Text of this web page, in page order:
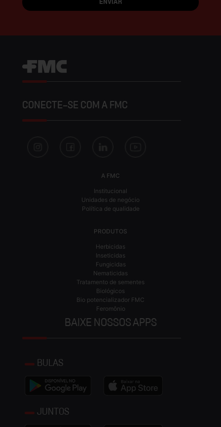
CONECTE-SE COM A FMC
A FMC
Institucional
Unidades de negócio
Política de qualidade
PRODUTOS
Herbicidas
Inseticidas
Fungicidas
Nematicidas
Tratamento de sementes
Biológicos
Bio potencializador FMC
Feromônio
BAIXE NOSSOS APPS
BULAS
JUNTOS